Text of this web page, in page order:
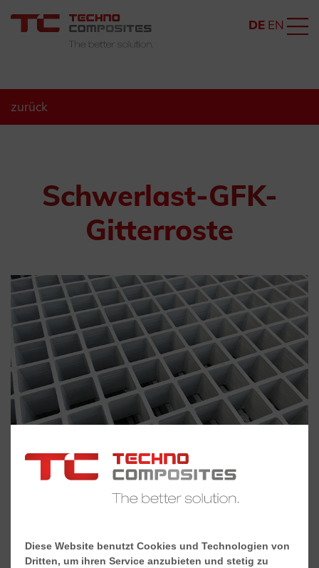
DE EN
zurück
Schwerlast-GFK-
Gitterroste
Diese Website benutzt Cookies und Technologien von
Dritten, um ihren Service anzubieten und stetig zu